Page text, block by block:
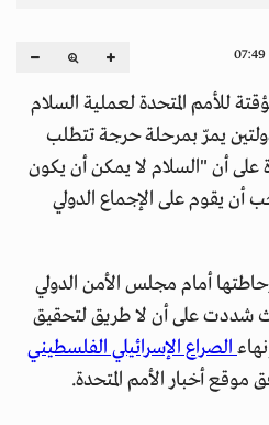
للأمم المتحدة لعملية السلام
يمرّ بمرحلة حرجة تتطلب
أن "السلام لا يمكن أن يكون
أن يقوم على الإجماع الدولي
أمام مجلس الأمن الدولي
شددت على أن لا طريق لتحقيق
الصراع الإسرائيلي الفلسطيني
موقع أخبار الأمم المتحدة.